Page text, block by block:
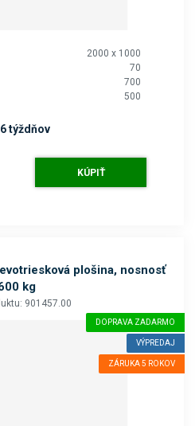
2000 x 1000
70
700
500
týždňov
KÚPIŤ
plošina, nosnosť
kg
901457.00
DOPRAVA ZADARMO
VÝPREDAJ
ZÁRUKA 5 ROKOV